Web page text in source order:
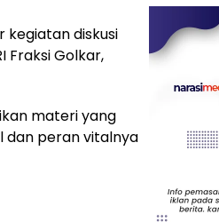
kegiatan diskusi
Fraksi Golkar,
materi yang
dan peran vitalnya